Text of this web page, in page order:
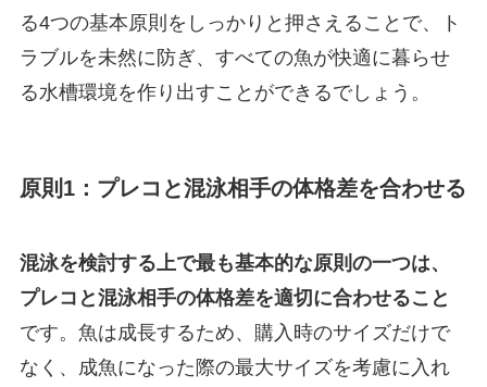
る4つの基本原則をしっかりと押さえることで、ト
ラブルを未然に防ぎ、すべての魚が快適に暮らせ
る水槽環境を作り出すことができるでしょう。
原則1：プレコと混泳相手の体格差を合わせる
混泳を検討する上で最も基本的な原則の一つは、
プレコと混泳相手の体格差を適切に合わせること
です。魚は成長するため、購入時のサイズだけで
なく、成魚になった際の最大サイズを考慮に入れ